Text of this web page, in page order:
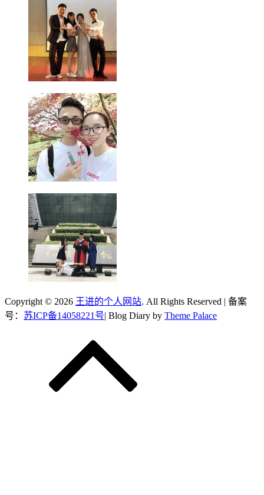
Copyright © 2026 王进的个人网站. All Rights Reserved | 备案
号： 苏ICP备14058221号| Blog Diary by Theme Palace